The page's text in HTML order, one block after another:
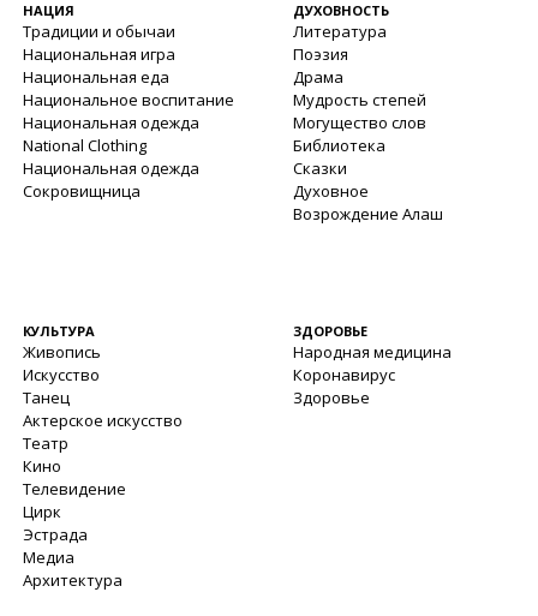
НАЦИЯ
Традиции и обычаи
Национальная игра
Национальная еда
Национальное воспитание
Национальная одежда
National Clothing
Национальная одежда
Сокровищница
ДУХОВНОСТЬ
Литература
Поэзия
Драма
Мудрость степей
Могущество слов
Библиотека
Сказки
Духовное
Возрождение Алаш
КУЛЬТУРА
Живопись
Искусство
Танец
Актерское искусство
Театр
Кино
Телевидение
Цирк
Эстрада
Медиа
Архитектура
ЗДОРОВЬЕ
Народная медицина
Коронавирус
Здоровье